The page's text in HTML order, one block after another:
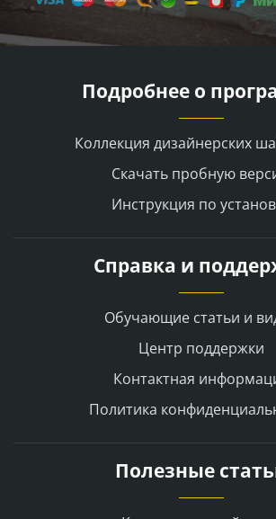
Подробнее о
Коллекция дизайнерских
Скачать пробную
Инструкция по
Справка и
Обучающие статьи и
Центр поддержки
Контактная
Политика
Полезные